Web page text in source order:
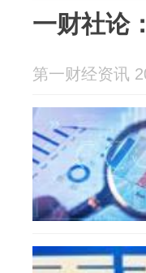
一财社论
第一财经资讯